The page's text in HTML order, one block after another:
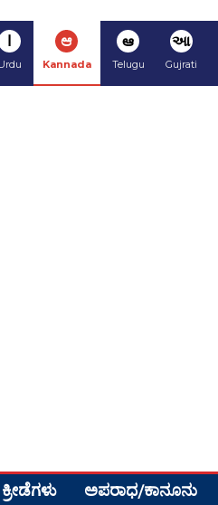
ا ಆ
Kannada
ఆ
Telugu
આ
Gujrati
ಕ್ರೀಡೆಗಳು ಅಪರಾಧ/ಕಾನೂನು